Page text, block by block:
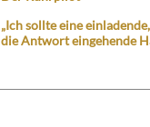
„Ich sollte eine
die Antwort eingehende